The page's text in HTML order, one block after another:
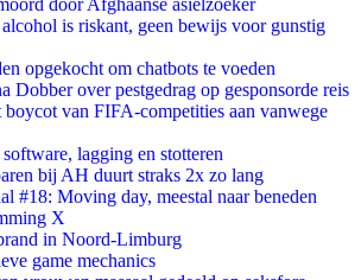
door Afghaanse asielzoeker
is riskant, geen bewijs voor gunstig
opgekocht om chatbots te voeden
Dobber over pestgedrag op gesponsorde reis
van FIFA-competities aan vanwege
lagging en stotteren
bij AH duurt straks 2x zo lang
#18: Moving day, meestal naar beneden
X
in Noord-Limburg
game mechanics